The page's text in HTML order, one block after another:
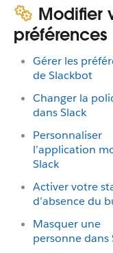
Modifier
préférences
Gérer les
de Slackbot
Changer la
dans Slack
Personnaliser
l’application
Slack
Activer votre
d’absence du
Masquer une
personne dans